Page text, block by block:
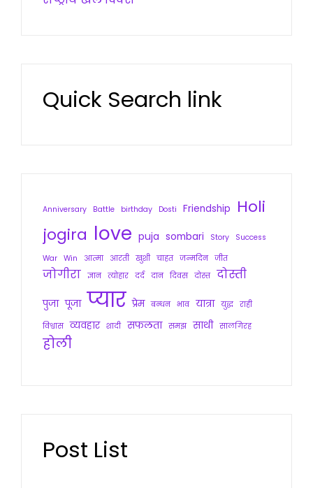
Quick Search link
Anniversary Battle birthday Dosti Friendship
Holi
jogira love puja sombari Story
Success
War Win आत्मा आरती खुशी चाहत जन्मदिन जीत
जोगीरा ज्ञान त्योहार दर्द दान दिवस दोस्त दोस्ती
पुजा पूजा प्यार प्रेम बन्धन भाव यात्रा युद्ध राही
विश्वास व्यवहार शादी सफलता समझ साथी सालगिरह
होली
Post List